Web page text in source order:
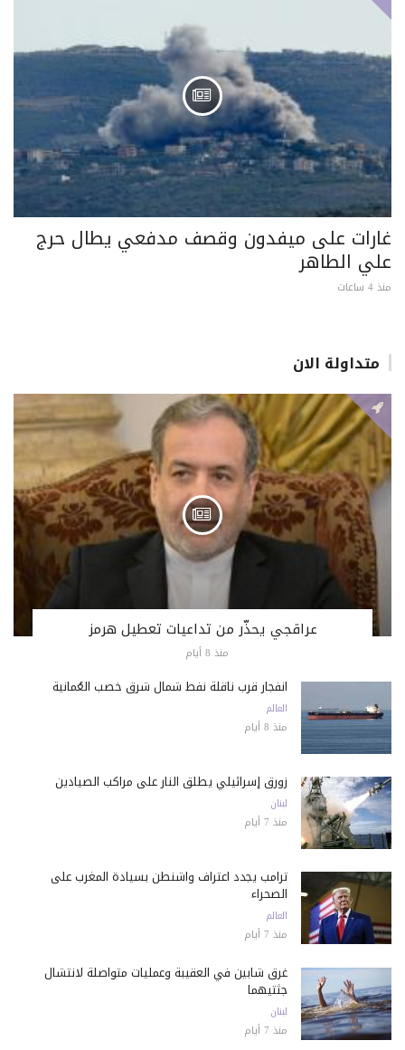
غارات على ميفدون وقصف مدفعي يطال حرج
علي الطاهر
منذ 4 ساعات
متداولة الان
عراقجي يحذّر من تداعيات تعطيل هرمز
منذ 8 أيام
انفجار قرب ناقلة نفط شمال شرق خصب العُمانية
العالم
منذ 8 أيام
زورق إسرائيلي يطلق النار على مراكب الصيادين
لبنان
منذ 7 أيام
ترامب يجدد اعتراف واشنطن بسيادة المغرب على
الصحراء
العالم
منذ 7 أيام
غرق شابين في العقيبة وعمليات متواصلة لانتشال
جثتيهما
لبنان
منذ 7 أيام